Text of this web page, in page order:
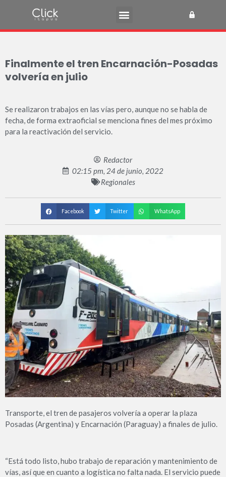
Finalmente el tren Encarnación-Posadas
volvería en julio
Se realizaron trabajos en las vías pero, aunque no se habla de
fecha, de forma extraoficial se menciona fines del mes próximo
para la reactivación del servicio.
Redactor
02:15 pm, 24 de junio, 2022
Regionales
Facebook Twitter WhatsApp
Transporte, el tren de pasajeros volvería a operar la plaza
Posadas (Argentina) y Encarnación (Paraguay) a finales de julio.
“Está todo listo, hubo trabajo de reparación y mantenimiento de
vías, así que en cuanto a logística no falta nada. El servicio puede